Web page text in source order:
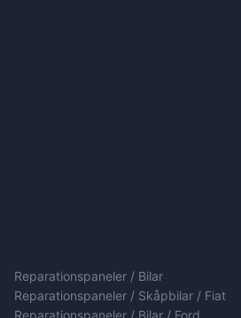
Reparationspaneler / Bilar
Reparationspaneler / Skåpbilar / Fiat
Reparationspaneler / Bilar / Ford